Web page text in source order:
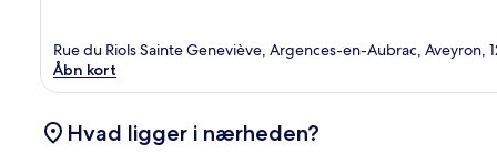
Rue du Riols Sainte Geneviève, Argences-en-Aubrac, Aveyron,
Åbn kort
Hvad ligger i nærheden?